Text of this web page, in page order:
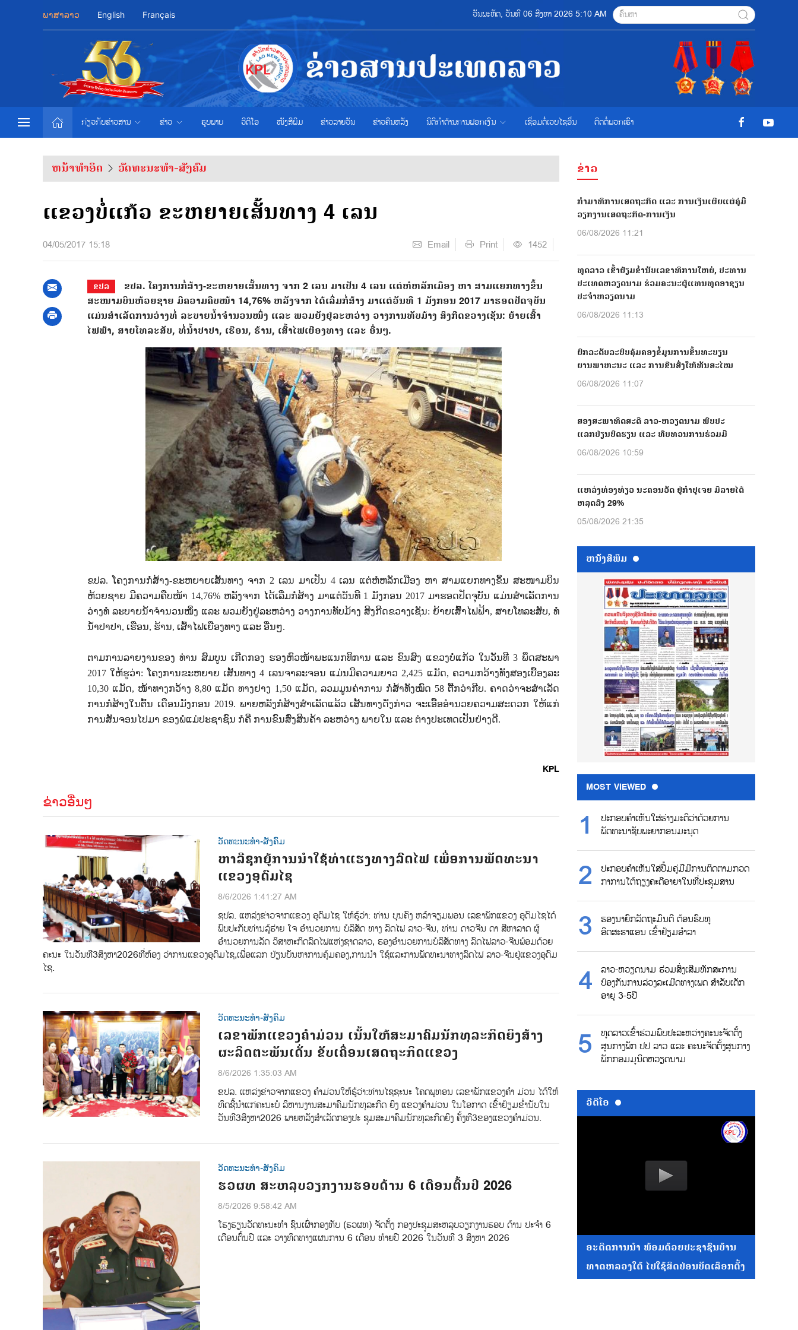
ພາສາລາວ English Français ວັນພະຫັດ, ວັນທີ 06 ສີງຫາ 2026 5:10 AM
ກ່ຽວກັບຂ່າວສານ ຂ່າວ ຮູບພາບ ວີດີໂອ ໜັງສືພິມ ຂ່າວ​ລາຍ​ວັນ ຂ່າວຄືນຫລັງ ນິຕິກຳຕ້ານການຟອກເງິນ ເຊື່ອມຕໍ່ເວບໄຊອ່ືນ ຕິດຕໍ່ພວກເຮົາ
ຫນ້າທຳອິດ ວັດທະນະທຳ-ສັງຄົມ
ແຂວງບໍ່ແກ້ວ ຂະຫຍາຍເສັ້ນທາງ 4 ເລນ
04/05/2017 15:18 Email Print 1452
ຂປລ
ຂປລ. ໂຄງການກໍ່ສ້າງ-ຂະຫຍາຍເສັ້ນທາງ ຈາກ 2 ​ເລນ ມາ​ເປັນ 4 ເລນ ແຕ່ຫໍຫລັກເມືອງ ຫາ ສາມແຍກທາງຂຶ້ນ
ສະໜາມບິນຫ້ວຍຊາຍ ມີຄວາມຄືບໜ້າ 14,76% ຫລັງຈາກ ໄດ້ເລີ່ມກໍ່ສ້າງ ມາແຕ່ວັນທີ 1 ມັງກອນ 2017 ມາ​ຮອດ​ປັດຈຸບັນ​
ແມ່ນສຳເລັດການວ່າງທໍ່ ລະບາຍນ້ຳຈຳນວນໜຶ່ງ ແລະ ພວມຍັງຢູ່ລະຫວ່າງ ວາງການທັບມ້າງ ສິງກີດຂວາງເຊັນ: ຍ້າຍເສົ້າ
ໄຟຟ້າ, ສາຍໂທລະສັບ, ທໍ່ນ້ຳປາປາ, ເຮືອນ, ຮ້ານ, ເສົ້າໄຟເຍືອງທາງ ແລະ ອື່ນໆ.
ຂປລ. ໂຄງການກໍ່ສ້າງ-ຂະຫຍາຍເສັ້ນທາງ ຈາກ 2 ​ ເລນ ມາເປັນ 4 ເລນ ແຕ່ຫໍຫລັກເມືອງ ຫາ ສາມແຍກທາງຂຶ້ນ ສະໜາມບິນ
ຫ້ວຍຊາຍ ມີຄວາມຄືບໜ້າ 14,76% ຫລັງຈາກ ໄດ້ເລີ່ມກໍ່ສ້າງ ມາແຕ່ວັນທີ 1ມັງກອນ 2017ມາຮອດປັດຈຸບັນ ແມ່ນສຳເລັດການ
ວ່າງທໍ່ ລະບາຍນ້ຳຈຳນວນໜຶ່ງ ແລະ ພວມຍັງຢູ່ລະຫວ່າງ ວາງການທັບມ້າງ ສິງກີດຂວາງເຊັນ: ຍ້າຍເສົ້າໄຟຟ້າ, ສາຍໂທລະສັບ, ທໍ່
ນ້ຳປາປາ, ເຮືອນ, ຮ້ານ, ເສົ້າໄຟເຍືອງທາງ ແລະ ອື່ນໆ.
ຕາມການລາຍງານຂອງ ທ່ານ ສົມບູນ ເກີດກອງ ຮອງຫົວໜ້າພະແນກທິການ ແລະ ຂົນສົງ ແຂວງບໍ່ແກ້ວ ໃນວັນທີ3ພຶດສະພາ
2017ໃຫ້ຮູວ່າ: ໂຄງການຂະຫຍາຍ ເສັ້ນທາງ4 ເລນຈາລະຈອນ ແມ່ນມີຄວາມຍາວ 2,425 ແມັດ, ຄວາມກວ້າງທັງສອງເບື້ອງລະ
10,30 ແມັດ, ໜ້າທາງກວ້າງ 8,80 ແມັດ ທາງຢາງ 1,50 ແມັດ, ລວມມູນຄ່າການ ກໍ່ສ້າທັງໝົດ 58 ຕື້ກວ່າກີບ. ຄາດວ່າຈະສຳເລັດ
ການກໍ່ສ້າງໃນຕົ້ນ ເດືອນມັງກອນ 2019. ພາຍຫລັງກໍ່ສ້າງສຳເລັດແລ້ວ ເສັ້ນທາງດັ່ງກ່າວ ຈະເອື້ອອຳນວຍຄວາມສະດວກ ໃຫ້ແກ່
ການສັນຈອນໄປມາ ຂອງພໍ່ແມ່ປະຊາຊົນ ກໍຄື ການຂົນສົ່ງສິນຄ້າ ລະຫວ່າງ ພາຍໃນ ແລະ ຕ່າງປະເທດເປັນຢ່າງດີ.
KPL
ຂ່າວອື່ນໆ
ວັດທະນະທຳ-ສັງຄົມ
ຫາລືຊຸກຍູ້ການນຳໃຊ້ທ່າແຮງທາງລົດໄຟ ເພື່ອການພັດທະນາ
ແຂວງອຸດົມໄຊ
8/6/2026 1:41:27 AM
ຊປລ.​ ແຫລ່ງຂ່າວຈາກແຂວງ ອຸດົມໄຊ​ ໃຫ້ຮູ້ວ່າ:​ ທ່ານ​ ບຸນຄົງ​ ຫລ້າຈຽມພອນ​ ເລຂາພັກແຂວງ ອຸດົມໄຊ​ໄດ້
ພົບປະກັບ​ທ່ານ​ລູ້ຮ່າຍ ໂຈ​ ອຳນວຍການ​ ບໍລິສັດ​ ທາງ ລົດໄຟ​ ລາວ-ຈີນ,​ ທ່ານ​ ດາວຈີນ ດາ​ ສີຫາລາດ​ ຜູ້
ອຳນວຍການລັດ ວິສາຫະກິດລົດໄຟແຫ່ງຊາດລາວ,​ ຮອງອຳນວຍການບໍລິສັດທາງ ລົດໄຟ​ລາວ-ຈີນ​ພ້ອມດ້ວຍ
ຄະນະ​ ໃນວັນທີ​3​ສິງຫາ​2026​ທີ່ຫ້ອງ ວ່າການ​ແຂວງອຸດົມໄຊ,​ເພື່ອແລກ​ ປ່ຽນບັນຫາການຄຸ້ມຄອງ,​ການນຳ ໃຊ້​ແລະ​ການພັດທະນາທາງລົດໄຟ​ ລາວ-ຈີນ​ຢູ່​ແຂວງອຸດົມ
ໄຊ.
ວັດທະນະທຳ-ສັງຄົມ
ເລຂາພັກແຂວງຄຳມ່ວນ ເນັ້ນໃຫ້ສະມາຄົມນັກທຸລະກິດຍິງສ້າງ
ຜະລິດຕະພັນເດັ່ນ ຂັບເຄື່ອນເສດຖະກິດແຂວງ
8/6/2026 1:35:03 AM
ຂປລ.​ ແຫລ່ງຂ່າວຈາກແຂວງ ຄຳມ່ວນ​ໃຫ້ຮູ້ວ່າ:​ທ່ານ​ໄຊຊະນະ​ ໂຄດພູທອນ​ ເລຂາພັກແຂວງຄຳ ມ່ວນ​ ໄດ້ໃຫ້
ທິດຊີ້ນໍາແກ່ຄະນະບໍ ລິຫານງານສະມາຄົມນັກທຸລະກິດ ຍິງ​ ແຂວງຄຳມ່ວນ​ ໃນໂອກາດ ເຂົ້າຢ້ຽມຂໍ່ານັບ​ໃນ
ວັນທີ​3​ສິງຫາ​2026​ ພາຍຫລັງສໍາເລັດກອງປະ​ ຊຸມສະມາຄົມນັກທຸລະກິດຍິງ​ ຄັ້ງທີ​3​ຂອງແຂວງຄໍາມ່ວນ.​
ວັດທະນະທຳ-ສັງຄົມ
ຮວຜທ ສະຫລຸບວຽກງານຮອບດ້ານ 6 ເດືອນຕົ້ນປີ 2026
8/5/2026 9:58:42 AM
ໂຮງຮຽນວັດທະນະທຳ ຊົນເຜົ່າກອງທັບ (ຮວຜທ) ຈັດຕັ້ງ ກອງປະຊຸມສະຫລຸບວຽກງານຮອບ ດ້ານ ປະຈໍາ 6
ເດືອນຕົ້ນປີ ແລະ ວາງທິດທາງແຜນການ 6 ເດືອນ ທ້າຍປີ 2026 ໃນວັນທີ 3 ສິງຫາ 2026
ຂ່າວ
ກຳມາທິການເສດຖະກິດ ແລະ ການເງິນເຜີຍແຜ່ຄູ່ມື
ວຽກງານເສດຖະກິດ-ການເງິນ
06/08/2026 11:21
ທູດລາວ ເຂົ້າຢ້ຽມຂໍ່ານັບເລຂາທິການໃຫຍ່, ປະທານ
ປະເທດຫວຽດນາມ ຮ່ວມຄະນະຜູ້ແທນທູດອາຊຽນ
ປະຈຳຫວຽດນາມ
06/08/2026 11:13
ຍົກລະດັບລະບົບຄຸ້ມຄອງຂໍ້ມູນການຂຶ້ນທະບຽນ
ຍານພາຫະນະ ແລະ ການຂົນສົ່ງໃຫ້ທັນສະໄໝ
06/08/2026 11:07
ສອງສະພາທິດສະດີ ລາວ-ຫວຽດນາມ ພົບປະ
ແລກປ່ຽນບົດຮຽນ ແລະ ທົບທວນການຮ່ວມມື
06/08/2026 10:59
ແຫລ່ງທ່ອງທ່ຽວ ນະຄອນວັດ ຢູ່ກຳປູເຈຍ ມີລາຍໄດ້
ຫລຸດລົງ 29%
05/08/2026 21:35
ຫນ້ັງສືພິມ
MOST VIEWED
ປະກອບຄຳເຫັນໃສ່ຮ່າງມະຕິວ່າດ້ວຍການ
ພັດທະນາຊັບພະຍາກອນມະນຸດ
ປະກອບຄຳເຫັນໃສ່ປື້ມຄູ່ມືມີການຕິດຕາມກວດ
ກາການໂຕ້ຖຽງຄະດີອາຍາໃນທີ່ປະຊຸມສານ
ຮອງນາຍົກລັດຖະມົນຕີ ຕ້ອນຮົບທູ
ອິດສະຣາແອນ ເຂົ້າຢ້ຽມອຳລາ
ລາວ-ຫວຽດນາມ ຮ່ວມສົ່ງເສີມທັກສະການ
ປ້ອງກັນການລ່ວງລະເມີດທາງເພດ ສຳລັບເດັກ
ອາຍຸ 3-5ປີ
ທູດລາວເຂົ້າຮ່ວມພົບປະລະຫວ່າງຄະນະຈັດຕັ້ງ
ສູນກາງພັກ ປປ ລາວ ແລະ ຄະນະຈັດຕັ້ງສູນກາງ
ພັກກອມມູນິດຫວຽດນາມ
ວີດີໂອ
ອະດີດການນໍາ ພ້ອມດ້ວຍປະຊາຊົນບ້ານ
ທາດຫລວງໃຕ້ ໄປໃຊ້ສິດປ່ອນບັດເລືອກຕັ້ງ